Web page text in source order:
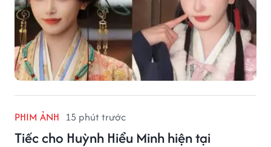
PHIM ẢNH 15 phút trước
Tiếc cho Huỳnh Hiểu Minh hiện tại